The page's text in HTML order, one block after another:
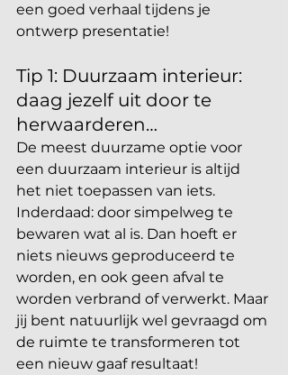
een goed verhaal tijdens je
ontwerp presentatie!
Tip 1: Duurzaam interieur:
daag jezelf uit door te
herwaarderen…
De meest duurzame optie voor
een duurzaam interieur is altijd
het niet toepassen van iets.
Inderdaad: door simpelweg te
bewaren wat al is. Dan hoeft er
niets nieuws geproduceerd te
worden, en ook geen afval te
worden verbrand of verwerkt. Maar
jij bent natuurlijk wel gevraagd om
de ruimte te transformeren tot
een nieuw gaaf resultaat!